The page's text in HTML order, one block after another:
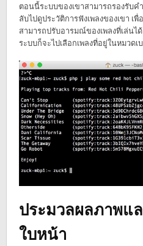
ตอนนี้ระบบของเขาสามารถรองรับค
ลับไปดูประวัติการฟังเพลงของเขา เพื่
สามารถปรับอารมณ์ของเพลงที่เล่น
ระบบก็จะไปเลือกเพลงที่อยู่ในหมวดเ
ประมวลผลภาพแ
ใบหน้า